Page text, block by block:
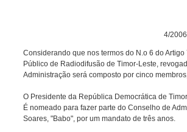
4/2006
Considerando que nos termos do N.o 6 do
Público de Radiodifusão de Timor-Leste,
Administração será composto por cinco
O Presidente da República Democrática de
É nomeado para fazer parte do Conselho de
Soares, "Babo", por um mandato de três anos.